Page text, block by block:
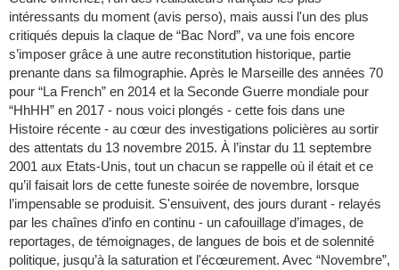
intéressants du moment (avis perso), mais aussi l'un des plus
critiqués depuis la claque de “Bac Nord”, va une fois encore
s’imposer grâce à une autre reconstitution historique, partie
prenante dans sa filmographie. Après le Marseille des années 70
pour “La French” en 2014 et la Seconde Guerre mondiale pour
“HhHH” en 2017 - nous voici plongés - cette fois dans une
Histoire récente - au cœur des investigations policières au sortir
des attentats du 13 novembre 2015. À l’instar du 11 septembre
2001 aux Etats-Unis, tout un chacun se rappelle où il était et ce
qu’il faisait lors de cette funeste soirée de novembre, lorsque
l’impensable se produisit. S'ensuivent, des jours durant - relayés
par les chaînes d’info en continu - un cafouillage d’images, de
reportages, de témoignages, de langues de bois et de solennité
politique, jusqu’à la saturation et l'écœurement. Avec “Novembre”,